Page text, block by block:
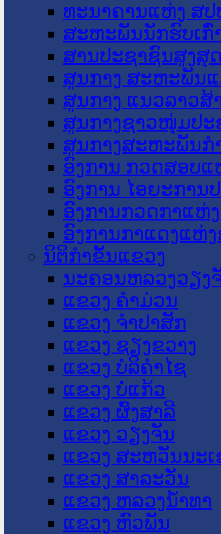
ທະນາຄານແຫ່ງ ສປ
ສະຫະພັນນັກຮົບເກົ່
ສານປະຊາຊົນສູງສຸ
ສູນກາງ ສະຫະພັນ
ສູນກາງ ແນວລາວສ້
ສູນກາງຊາວໜຸ່ມປະ
ສູນກາງສະຫະພັນກ
ອົງການ ກວດສອບແ
ອົງການ ໄອຍະການ
ອົງການກວດກາແຫ່
ອົງການກາແດງແຫ່
ນິຕິກໍາຂັ້ນແຂວງ
ນະ​ຄອນ​ຫລວງວຽງ
ແຂວງ ຄໍາມ່ວນ
ແຂວງ ຈໍາປາສັກ
ແຂວງ ຊຽງຂວາງ
ແຂວງ ບໍລິຄໍາໄຊ
ແຂວງ ບໍ່ແກ້ວ
ແຂວງ ຜົ້ງສາລີ
ແຂວງ ວຽງຈັນ
ແຂວງ ສະຫວັນນະ
ແຂວງ ສາລະວັນ
ແຂວງ ຫລວງນໍ້າທາ
ແຂວງ ຫົວພັນ